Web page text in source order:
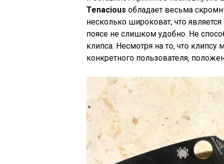
Tenacious обладает весьма
несколько широковат, что
поясе не слишком удобно. Не
клипса. Несмотря на то, что
конкретного пользователя,